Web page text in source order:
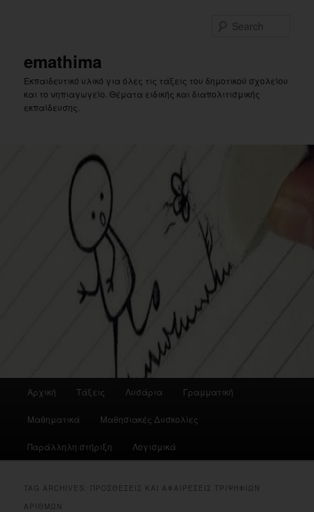
emathima
Εκπαιδευτικό υλικό για όλες τις τάξεις του δημοτικού σχολείου
και το νηπιαγωγείο. Θέματα ειδικής και διαπολιτισμικής
εκπαίδευσης.
Αρχική Τάξεις Λυσάρια Γραμματική
Μαθηματικά Μαθησιακές Δυσκολίες
Παράλληλη στήριξη Λογισμικά
TAG ARCHIVES: ΠΡΟΣΘΈΣΕΙΣ ΚΑΙ ΑΦΑΙΡΈΣΕΙΣ ΤΡΙΨΉΦΙΩΝ
ΑΡΙΘΜΏΝ